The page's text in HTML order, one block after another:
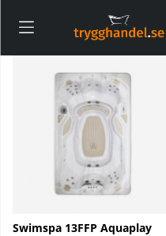
Swimspa 13FFP Aquaplay